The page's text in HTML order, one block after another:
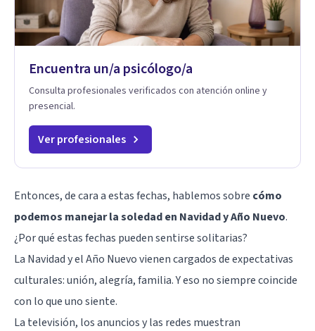
Encuentra un/a psicólogo/a
Consulta profesionales verificados con atención online y
presencial.
Ver profesionales
Entonces, de cara a estas fechas, hablemos sobre cómo
podemos manejar la soledad en Navidad y Año Nuevo.
¿Por qué estas fechas pueden sentirse solitarias?
La Navidad y el Año Nuevo vienen cargados de expectativas
culturales: unión, alegría, familia. Y eso no siempre coincide
con lo que uno siente.
La televisión, los anuncios y las redes muestran